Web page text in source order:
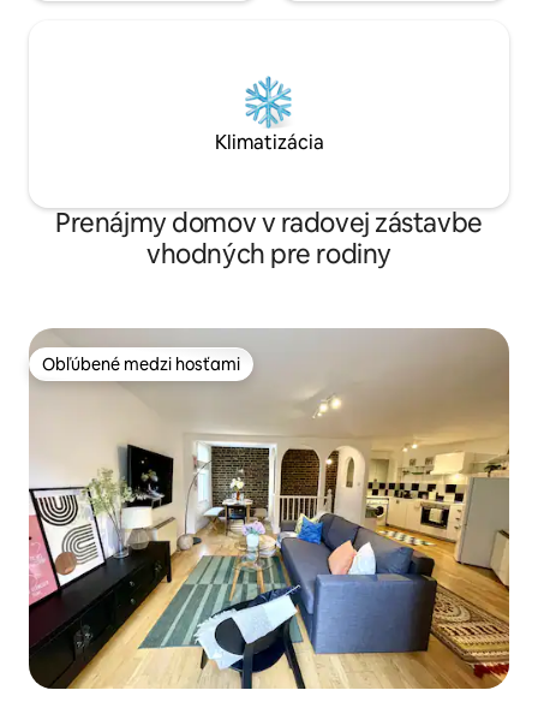
Klimatizácia
Prenájmy domov v radovej zástavbe
vhodných pre rodiny
Obľúbené medzi hosťami
Obľúbené medzi hosťami